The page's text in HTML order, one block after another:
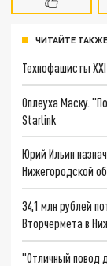
ЧИТАЙТЕ
Технофашисты
Оплеуха Маску.
Starlink
Юрий Ильин
Нижегородской
34,1 млн рублей
Вторчермета в
"Отличный повод